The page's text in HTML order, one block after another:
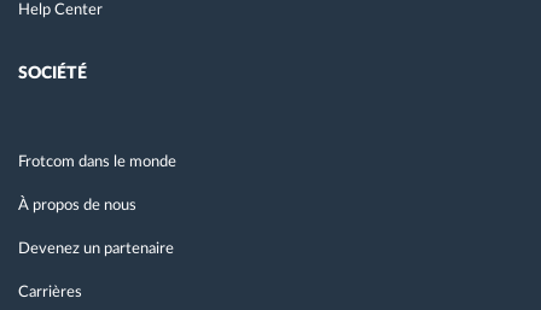
Help Center
SOCIÉTÉ
Frotcom dans le monde
À propos de nous
Devenez un partenaire
Carrières